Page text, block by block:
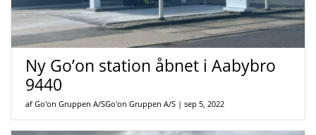
Ny Go’on station åbnet i Aabybro
9440
af Go'on Gruppen A/SGo'on Gruppen A/S |sep 5, 2022